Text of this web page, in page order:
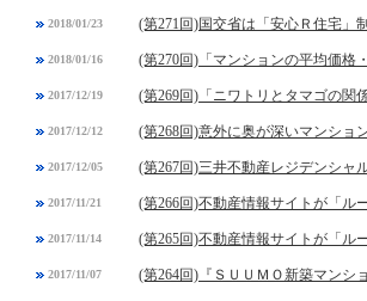
2018/01/23 (第271回)国交省は「安心Ｒ住宅」
2018/01/16 (第270回)「マンションの平均価格
2017/12/19 (第269回)「ニワトリとタマゴの関
2017/12/12 (第268回)意外に奥が深いマンショ
2017/12/05 (第267回)三井不動産レジデンシャ
2017/11/21 (第266回)不動産情報サイトが「ル
2017/11/14 (第265回)不動産情報サイトが「ル
2017/11/07 (第264回)『ＳＵＵＭＯ新築マンシ